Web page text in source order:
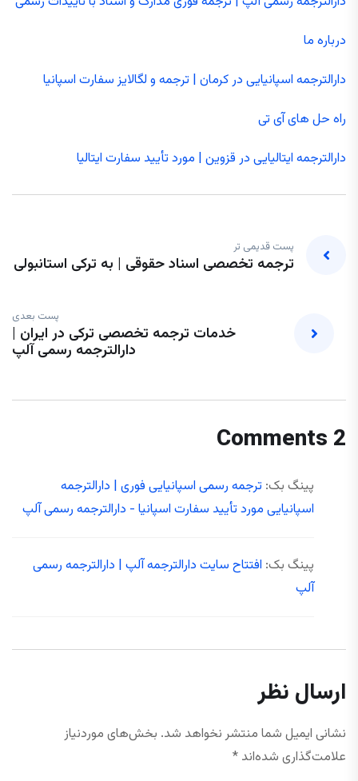
درباره ما
دارالترجمه اسپانیایی در کرمان | ترجمه و لگالایز سفارت اسپانیا
راه حل های آی تی
دارالترجمه ایتالیایی در قزوین | مورد تأیید سفارت ایتالیا
پست قدیمی تر
ترجمه تخصصی اسناد حقوقی | به ترکی استانبولی
پست بعدی
خدمات ترجمه تخصصی ترکی در ایران |
دارالترجمه رسمی آلپ
2 Comments
پینگ بک: ترجمه رسمی اسپانیایی فوری | دارالترجمه
اسپانیایی مورد تأیید سفارت اسپانیا - دارالترجمه رسمی آلپ
پینگ بک: افتتاح سایت دارالترجمه آلپ | دارالترجمه رسمی
آلپ
ارسال نظر
نشانی ایمیل شما منتشر نخواهد شد. بخش‌های موردنیاز
علامت‌گذاری شده‌اند *